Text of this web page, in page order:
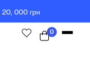
20, 000 грн
0